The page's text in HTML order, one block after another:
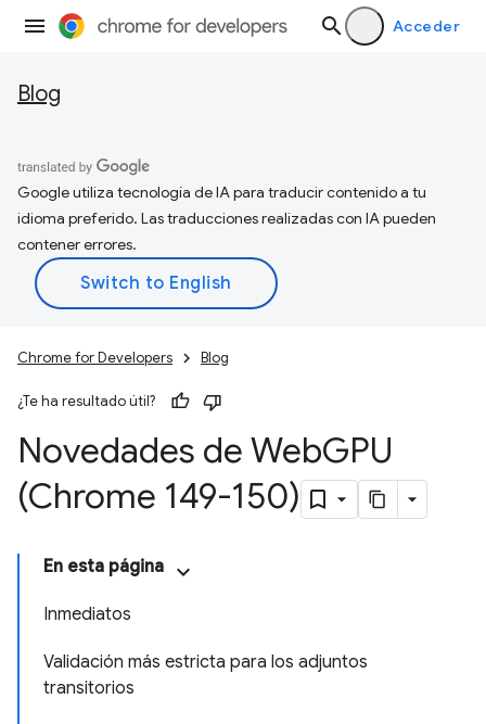
Acceder
Blog
Google utiliza tecnología de IA para traducir contenido a tu
idioma preferido. Las traducciones realizadas con IA pueden
contener errores.
Chrome for Developers Blog
¿Te ha resultado útil?
Novedades de WebGPU
(Chrome 149-150)
En esta página
Inmediatos
Validación más estricta para los adjuntos
transitorios